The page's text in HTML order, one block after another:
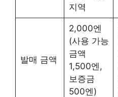
지역
발매 금액
2,000엔
(사용 가능
금액
1,500엔,
보증금
500엔)